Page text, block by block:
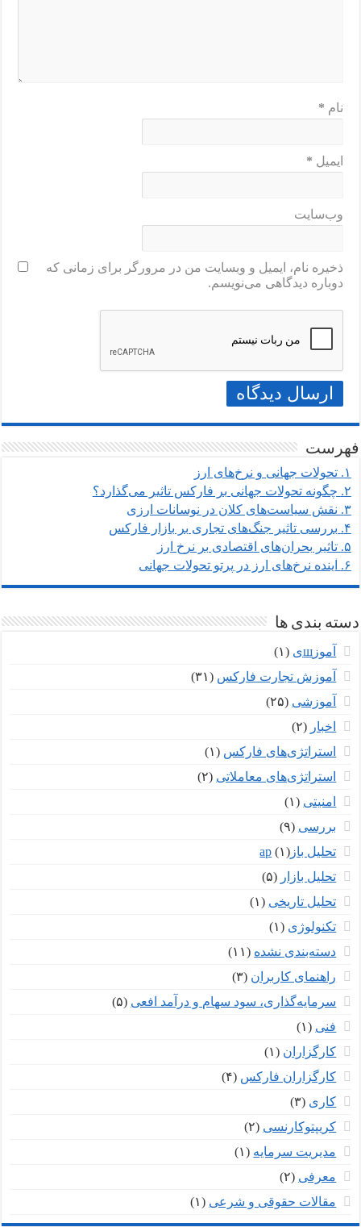
نام *
ایمیل *
وب‌سایت
ذخیره نام، ایمیل و وبسایت من در مرورگر برای زمانی که
دوباره دیدگاهی می‌نویسم.
فهرست
۱. تحولات جهانی و نرخ‌های ارز
۲. چگونه تحولات جهانی بر فارکس تاثیر می‌گذارد؟
۳. نقش سیاست‌های کلان در نوسانات ارزی
۴. بررسی تاثیر جنگ‌های تجاری بر بازار فارکس
۵. تاثیر بحران‌های اقتصادی بر نرخ ارز
۶.
آینده نرخ‌های ارز در پرتو تحولات جهانی
دسته بندی ها
آموزшی
(۱)
آموزش تجارت فارکس (۳۱)
آموزشی (۲۵)
اخبار (۲)
استراتژی‌های فارکس (۱)
استراتژی‌های معاملاتی (۲)
امنیتی (۱)
بررسی (۹)
تحلیل بازар (۱)
تحلیل بازار (۵)
تحلیل تاریخی (۱)
تکنولوژی (۱)
دسته‌بندی نشده (۱۱)
راهنمای کاربران (۳)
سرمایه‌گذاری، سود سهام و درآمد افعی (۵)
فنی (۱)
کارگزاران (۱)
کارگزاران فارکس (۴)
کاری (۳)
کریپتوکارنسی (۲)
مدیریت سرمایه (۱)
معرفی (۲)
مقالات حقوقی و شرعی (۱)